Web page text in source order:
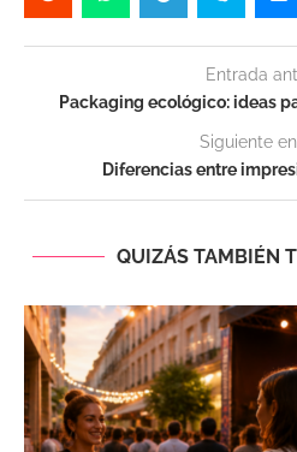
Entrada
Packaging ecológico: ideas
Siguiente
Diferencias entre
QUIZÁS TAMBIÉN